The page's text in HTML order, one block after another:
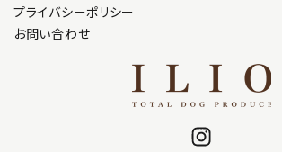
プライバシーポリシー
お問い合わせ